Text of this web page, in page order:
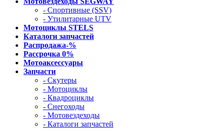
- Спортивные (SSV)
- Утилитарные UTV
Мотоциклы STELS
Каталоги запчастей
Распродажа-%
Рассрочка 0%
Мотоаксессуары
Запчасти
- Скутеры
- Мотоциклы
- Квадроциклы
- Снегоходы
- Мотовездеходы
- Каталоги запчастей